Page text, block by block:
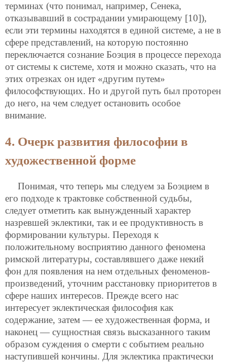
терминах (что понимал, например, Сенека,
отказывавший в сострадании умирающему [10]),
если эти термины находятся в единой системе, а не в
сфере представлений, на которую постоянно
переключается сознание Боэция в процессе перехода
от системы к системе, хотя и можно сказать, что на
этих отрезках он идет «другим путем»
философствующих. Но и другой путь был проторен
до него, на чем следует остановить особое
внимание.
4. Очерк развития философии в
художественной форме
Понимая, что теперь мы следуем за Боэцием в
его подходе к трактовке собственной судьбы,
следует отметить как вынужденный характер
назревшей эклектики, так и ее продуктивность в
формировании культуры. Переходя к
положительному восприятию данного феномена
римской литературы, составлявшего даже некий
фон для появления на нем отдельных феноменов-
произведений, уточним расстановку приоритетов в
сфере наших интересов. Прежде всего нас
интересует эклектическая философия как
содержание, затем — ее художественная форма, и
наконец — сущностная связь высказанного таким
образом суждения о смерти с событием реально
наступившей кончины. Для эклектика практически